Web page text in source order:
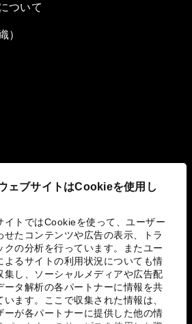
ェブサイトはCookieを使用し
イトではCookieを使って、ユーザー
せたコンテンツや広告の表示、トラ
クの分析を行っています。またユー
よるサイトの利用状況についても情
集し、ソーシャルメディアや広告配
ータ解析の各パートナーに情報を共
います。ここで収集された情報は、
ーが各パートナーに提供した他の情
ついて
）
取り組み